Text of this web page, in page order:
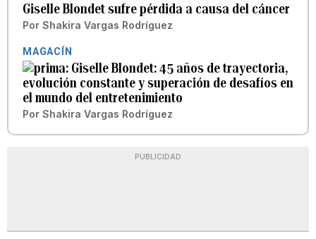
Giselle Blondet sufre pérdida a causa del cáncer
Por Shakira Vargas Rodríguez
MAGACÍN
Giselle Blondet: 45 años de trayectoria,
evolución constante y superación de desafíos en
el mundo del entretenimiento
Por Shakira Vargas Rodríguez
PUBLICIDAD